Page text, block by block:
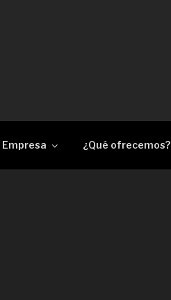
Empresa ¿Qué ofrecemos?